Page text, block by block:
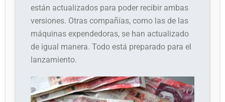
están actualizados para poder recibir ambas
versiones. Otras compañías, como las de las
máquinas expendedoras, se han actualizado
de igual manera. Todo está preparado para el
lanzamiento.